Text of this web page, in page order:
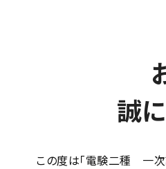
誠
この度は「電験二種 一次